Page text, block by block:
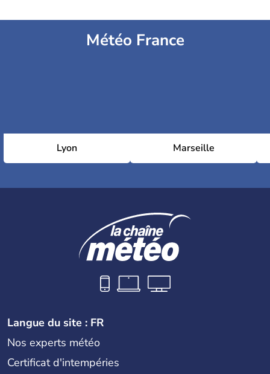
Météo France
Lyon Marseille
Langue du site : FR
Nos experts météo
Certificat d'intempéries